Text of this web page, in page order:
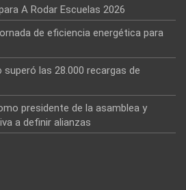
A Rodar Escuelas 2026
de eficiencia energética para
superó las 28.000 recargas de
presidente de la asamblea y
a definir alianzas